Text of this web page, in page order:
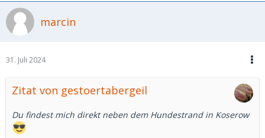
marcin
31. Juli 2024
Zitat von gestoertabergeil
Du findest mich direkt neben dem Hundestrand in Koserow